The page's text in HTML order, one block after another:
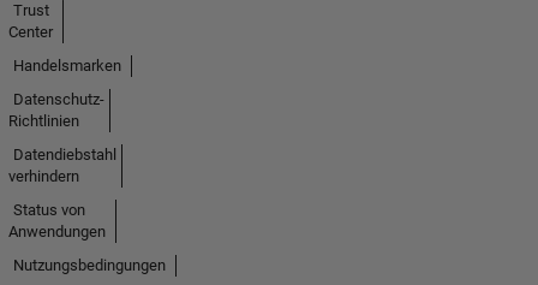
Trust
Center
Handelsmarken
Datenschutz-
Richtlinien
Datendiebstahl
verhindern
Status von
Anwendungen
Nutzungsbedingungen